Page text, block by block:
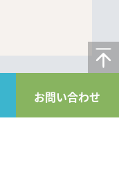
お問い合わせ